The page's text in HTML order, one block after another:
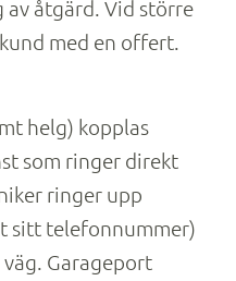
av åtgärd. Vid större
med en offert.
helg) kopplas
som ringer direkt
ringer upp
sitt telefonnummer)
Garageport